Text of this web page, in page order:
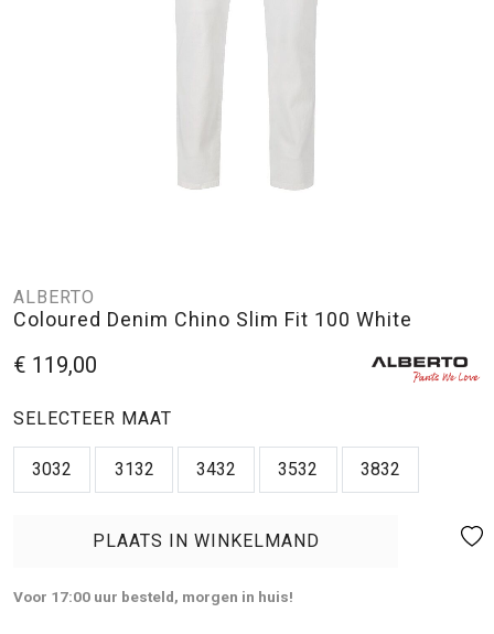
ALBERTO
Coloured Denim Chino Slim Fit 100 White
€ 119,00
SELECTEER MAAT
3032 3132 3432 3532 3832
PLAATS IN WINKELMAND
Voor 17:00 uur besteld, morgen in huis!